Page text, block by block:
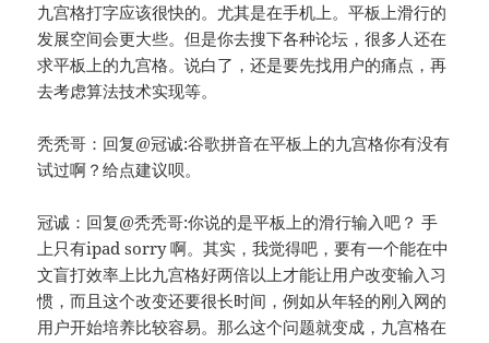
九宫格打字应该很快的。尤其是在手机上。平板上滑行的
发展空间会更大些。但是你去搜下各种论坛，很多人还在
求平板上的九宫格。说白了，还是要先找用户的痛点，再
去考虑算法技术实现等。
秃秃哥：回复@冠诚:谷歌拼音在平板上的九宫格你有没有
试过啊？给点建议呗。
冠诚：回复@秃秃哥:你说的是平板上的滑行输入吧？ 手
上只有ipad sorry 啊。其实，我觉得吧，要有一个能在中
文盲打效率上比九宫格好两倍以上才能让用户改变输入习
惯，而且这个改变还要很长时间，例如从年轻的刚入网的
用户开始培养比较容易。那么这个问题就变成，九宫格在